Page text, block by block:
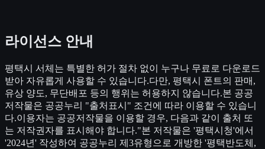
라이선스 안내
평택시 서체는 특별한 허가 절차 없이 누구나 무료로 다운로드
받아 자유롭게 사용할 수 있습니다.다만, 평택시 폰트의 판매,
유상 양도, 무단배포 등의 행위는 허용하지 않습니다.본 공공
저작물은 공공누리 "출처표시" 조건에 따라 이용할 수 있습니
다.이용자는 공공저작물을 이용할 경우, 다음과 같이 출처 또
는 저작권자를 표시해야 합니다."본 저작물은 '평택시청'에서
'2024년' 작성하여 공공누리 제3유형으로 개방한 '평택반도체,